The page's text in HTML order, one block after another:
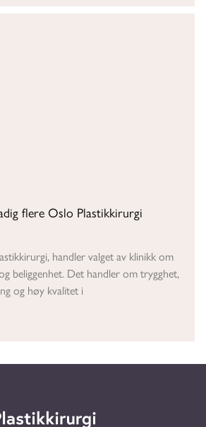
flere Oslo Plastikkirurgi
handler valget av klinikk om
beliggenhet. Det handler om trygghet,
og høy kvalitet i